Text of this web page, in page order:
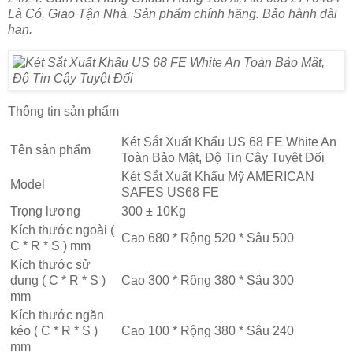
Là Có, Giao Tận Nhà. Sản phẩm chính hãng. Bảo hành dài
hạn.
Thông tin sản phẩm
Tên sản phẩm
Két Sắt Xuất Khẩu US 68 FE White An
Toàn Bảo Mật, Độ Tin Cậy Tuyệt Đối
Model
Két Sắt Xuất Khẩu Mỹ AMERICAN
SAFES US68 FE
Trọng lượng
300 ± 10Kg
Kích thước ngoài (
C * R * S ) mm
Cao 680 * Rộng 520 * Sâu 500
Kích thước sử
dụng ( C * R * S )
mm
Cao 300 * Rộng 380 * Sâu 300
Kích thước ngăn
kéo ( C * R * S )
mm
Cao 100 * Rộng 380 * Sâu 240